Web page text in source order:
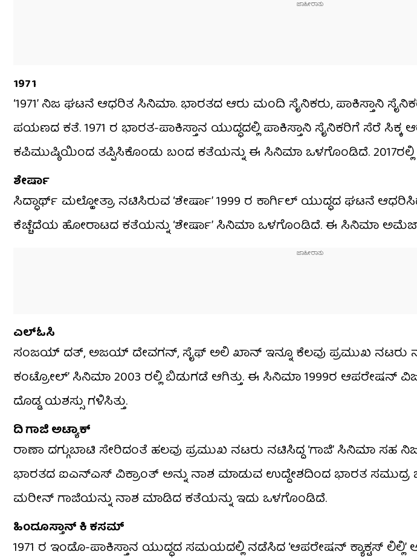
1971
‘1971’ ನಿಜ ಘಟನೆ ಆಧರಿತ ಸಿನಿಮಾ. ಭಾರತದ ಆರು ಮಂದಿ ಸೈನಿಕರು, ಪಾಕಿಸ್ತಾನಿ
ಪಯಣದ ಕತೆ. 1971 ರ ಭಾರತ-ಪಾಕಿಸ್ತಾನ ಯುದ್ಧದಲ್ಲಿ ಪಾಕಿಸ್ತಾನಿ ಸೈನಿಕರಿಗೆ ಸೆರೆ
ಕಪಿಮುಷ್ಠಿಯಿಂದ ತಪ್ಪಿಸಿಕೊಂಡು ಬಂದ ಕತೆಯನ್ನು ಈ ಸಿನಿಮಾ ಒಳಗೊಂಡಿದೆ.
ಶೇರ್ಷಾ
ಸಿದ್ಧಾರ್ಥ್ ಮಲ್ಹೋತ್ರಾ ನಟಿಸಿರುವ ‘ಶೇರ್ಷಾ’ 1999 ರ ಕಾರ್ಗಿಲ್ ಯುದ್ಧದ ಘಟನೆ
ಕೆಚ್ಚೆದೆಯ ಹೋರಾಟದ ಕತೆಯನ್ನು ‘ಶೇರ್ಷಾ’ ಸಿನಿಮಾ ಒಳಗೊಂಡಿದೆ. ಈ ಸಿನಿಮಾ
ಎಲ್​ಓಸಿ
ಸಂಜಯ್ ದತ್, ಅಜಯ್ ದೇವಗನ್, ಸೈಫ್ ಅಲಿ ಖಾನ್ ಇನ್ನೂ ಕೆಲವು ಪ್ರಮುಖ ನಟರು
ಕಂಟ್ರೋಲ್’ ಸಿನಿಮಾ 2003 ರಲ್ಲಿ ಬಿಡುಗಡೆ ಆಗಿತ್ತು. ಈ ಸಿನಿಮಾ 1999ರ
ದೊಡ್ಡ ಯಶಸ್ಸು ಗಳಿಸಿತ್ತು.
ದಿ ಗಾಜಿ ಅಟ್ಯಾಕ್
ರಾಣಾ ದಗ್ಗುಬಾಟಿ ಸೇರಿದಂತೆ ಹಲವು ಪ್ರಮುಖ ನಟರು ನಟಿಸಿದ್ದ ‘ಗಾಜಿ’ ಸಿನಿಮಾ ಸಹ
ಭಾರತದ ಐಎನ್​ಎಸ್ ವಿಕ್ರಾಂತ್ ಅನ್ನು ನಾಶ ಮಾಡುವ ಉದ್ದೇಶದಿಂದ ಭಾರತ ಸಮುದ್ರ
ಮರೀನ್ ಗಾಜಿಯನ್ನು ನಾಶ ಮಾಡಿದ ಕತೆಯನ್ನು ಇದು ಒಳಗೊಂಡಿದೆ.
ಹಿಂದೂಸ್ತಾನ್​ ಕಿ ಕಸಮ್
1971 ರ ಇಂಡೊ-ಪಾಕಿಸ್ತಾನ ಯುದ್ಧದ ಸಮಯದಲ್ಲಿ ನಡೆಸಿದ ‘ಆಪರೇಷನ್ ಕ್ಯಾಕ್ಟಸ್